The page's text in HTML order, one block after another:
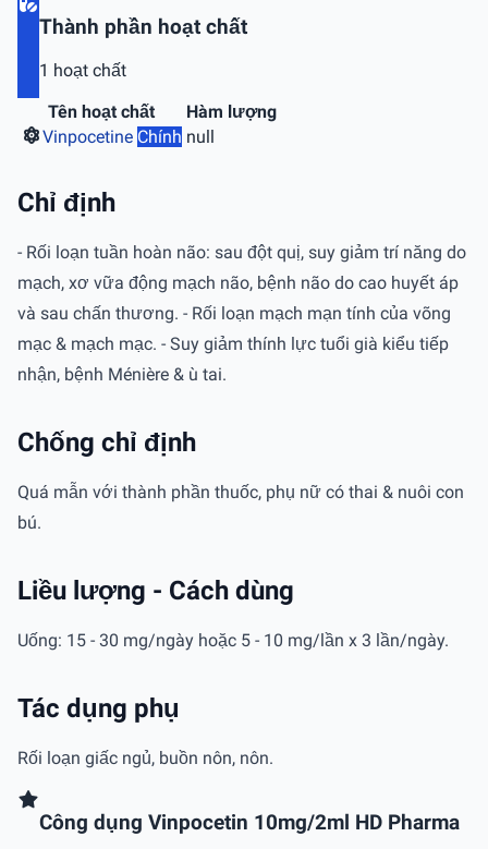
Thành phần hoạt chất
1 hoạt chất
Tên hoạt chất
Hàm lượng
Vinpocetine Chính null
Chỉ định
- Rối loạn tuần hoàn não: sau đột quị, suy giảm trí năng do
mạch, xơ vữa động mạch não, bệnh não do cao huyết áp
và sau chấn thương. - Rối loạn mạch mạn tính của võng
mạc & mạch mạc. - Suy giảm thính lực tuổi già kiểu tiếp
nhận, bệnh Ménière & ù tai.
Chống chỉ định
Quá mẫn với thành phần thuốc, phụ nữ có thai & nuôi con
bú.
Liều lượng - Cách dùng
Uống: 15 - 30 mg/ngày hoặc 5 - 10 mg/lần x 3 lần/ngày.
Tác dụng phụ
Rối loạn giấc ngủ, buồn nôn, nôn.
Công dụng Vinpocetin 10mg/2ml HD Pharma